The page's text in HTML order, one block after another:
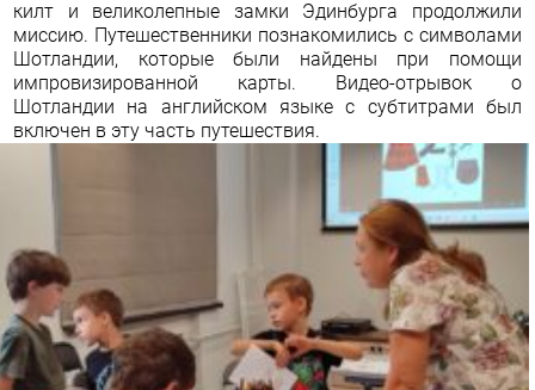
килт и великолепные замки Эдинбурга продолжили
миссию. Путешественники познакомились с символами
Шотландии, которые были найдены при помощи
импровизированной карты. Видео-отрывок о
Шотландии на английском языке с субтитрами был
включен в эту часть путешествия.